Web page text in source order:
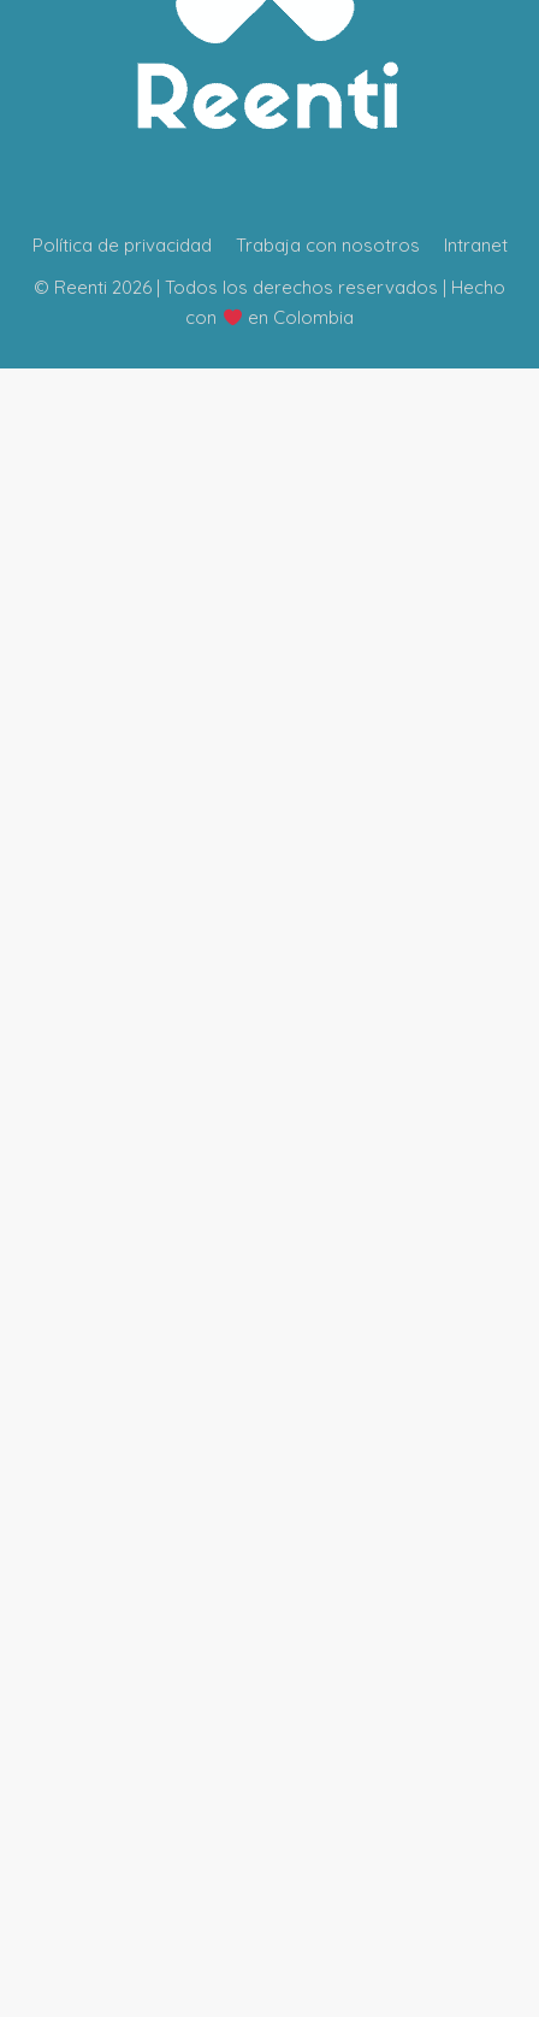
Política de privacidad Trabaja con nosotros
Intranet
© Reenti 2026 | Todos los derechos reservados | Hecho
con
en Colombia